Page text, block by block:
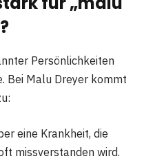
Persönlichkeiten
Bei Malu Dreyer kommt
eine Krankheit, die
missverstanden wird.